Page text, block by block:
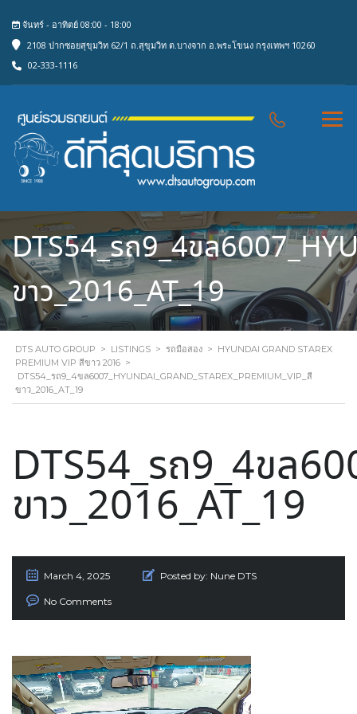
จันทร์ - อาทิตย์ 08:00 - 18:00
2108 ปากซอยสุขุมวิท 62/1 ถ.สุขุมวิท ต.บางจาก อ.พระโขนง กรุงเทพฯ 10260
02-333-1116
DTS54_รถ9_4ขล
ขาว_2016_AT_19
DTS AUTO GROUP > LISTINGS > รถมือสอง > HYUNDAI GRAND STAREX
PREMIUM VIP สีขาว 2016 >
DTS54_รถ9_4ขล6007_HYUNDAI_GRAND_STAREX_PREMIUM_VIP_สี
ขาว_2016_AT_19
DTS54_รถ9_4ขล
ขาว_2016_AT_19
March 4, 2025 Posted by: Nune DTS
No Comments